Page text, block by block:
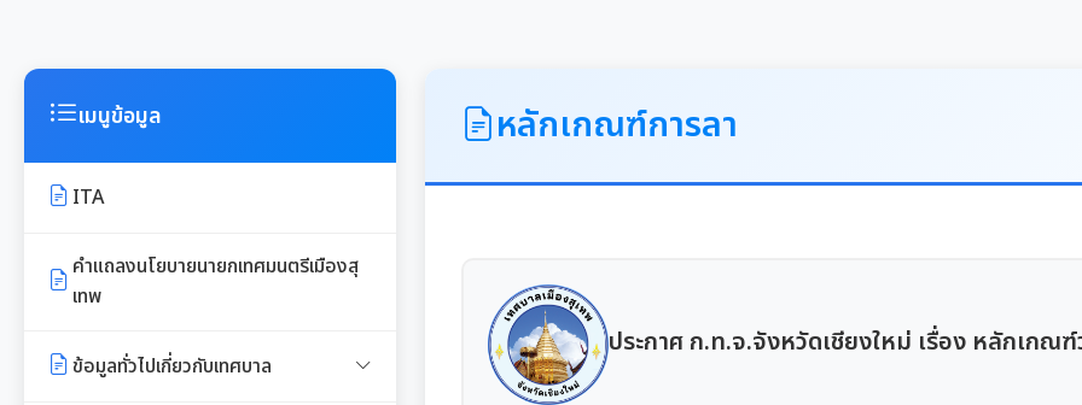
เมนูข้อมูล
ITA
คำแถลงนโยบายนายกเทศมนตรีเมืองสุ
เทพ
ข้อมูลทั่วไปเกี่ยวกับเทศบาล
หลักเกณฑ์การลา
ประกาศ ก.ท.จ.จังหวัดเชียงใหม่ เรื่อง หลักเกณ